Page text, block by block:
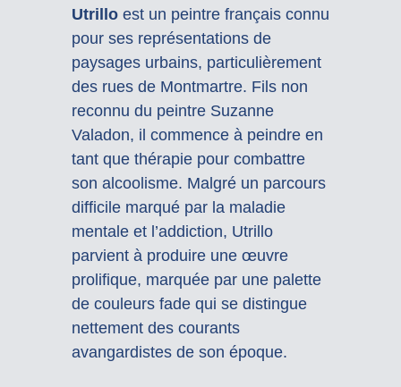
Utrilloest un peintre français connu
pour ses représentations de
paysages urbains, particulièrement
des rues de Montmartre. Fils non
reconnu du peintre Suzanne
Valadon, il commence à peindre en
tant que thérapie pour combattre
son alcoolisme. Malgré un parcours
difficile marqué par la maladie
mentale et l’addiction, Utrillo
parvient à produire une œuvre
prolifique, marquée par une palette
de couleurs fade qui se distingue
nettement des courants
avangardistes de son époque.